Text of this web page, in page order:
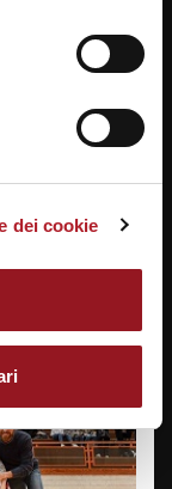
dei cookie